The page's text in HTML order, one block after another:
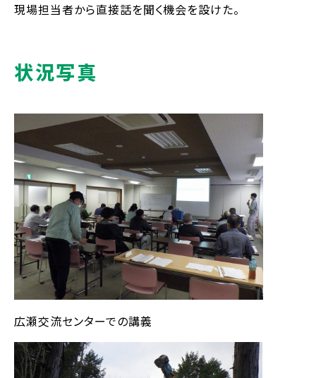
現場担当者から直接話を聞く機会を設けた。
状況写真
広瀬交流センターでの講義